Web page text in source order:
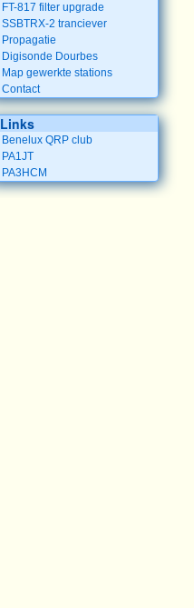
FT-817 filter upgrade
SSBTRX-2 tranciever
Propagatie
Digisonde Dourbes
Map gewerkte stations
Contact
Links
Benelux QRP club
PA1JT
PA3HCM